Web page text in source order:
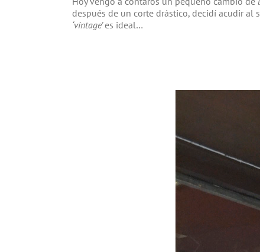
después de un corte drástico, decidí acudir al
‘vintage’es ideal…